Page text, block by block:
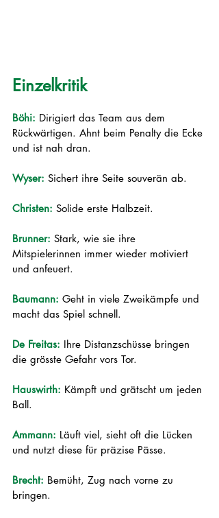
Einzelkritik
Böhi: Dirigiert das Team aus dem
Rückwärtigen. Ahnt beim Penalty die Ecke
und ist nah dran.
Wyser: Sichert ihre Seite souverän ab.
Christen: Solide erste Halbzeit.
Brunner: Stark, wie sie ihre
Mitspielerinnen immer wieder motiviert
und anfeuert.
Baumann: Geht in viele Zweikämpfe und
macht das Spiel schnell.
De Freitas: Ihre Distanzschüsse bringen
die grösste Gefahr vors Tor.
Hauswirth: Kämpft und grätscht um jeden
Ball.
Ammann: Läuft viel, sieht oft die Lücken
und nutzt diese für präzise Pässe.
Brecht: Bemüht, Zug nach vorne zu
bringen.